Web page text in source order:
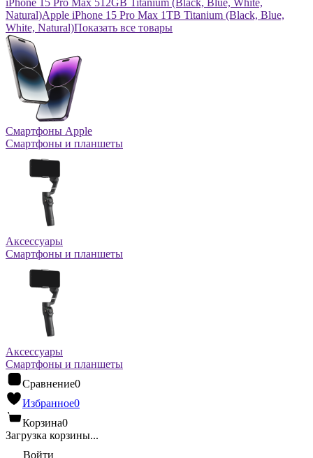
iPhone 15 Pro Max 512GB Titanium (Black, Blue, White,
Natural)Apple iPhone 15 Pro Max 1TB Titanium (Black, Blue,
White, Natural)Показать все товары
Смартфоны Apple
Смартфоны и планшеты
Аксессуары
Смартфоны и планшеты
Аксессуары
Смартфоны и планшеты
Сравнение0
Избранное0
Корзина0
Загрузка корзины...
Войти